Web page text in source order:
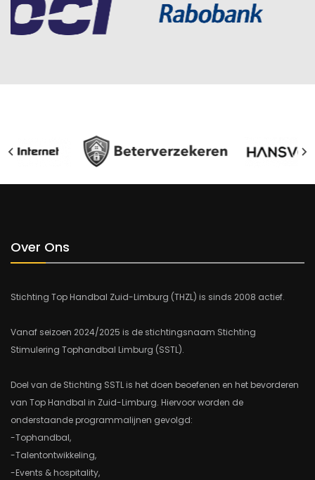
Over Ons
Stichting Top Handbal Zuid-Limburg (THZL) is sinds 2008 actief.
Vanaf seizoen 2024/2025 is de stichtingsnaam Stichting
Stimulering Tophandbal Limburg (SSTL).
Doel van de Stichting SSTL is het doen beoefenen en het bevorderen
van Top Handbal in Zuid-Limburg. Hiervoor worden de
onderstaande programmalijnen gevolgd:
-Tophandbal,
-Talentontwikkeling,
-Events & hospitality,